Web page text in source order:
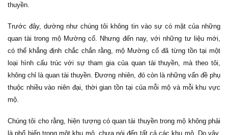
thuyền.
Trước đây, dường như chúng tôi không tin vào sự có mặt của những
quan tài trong mộ Mường cổ. Nhưng đến nay, với những tư liệu mới,
có thể khẳng định chắc chắn rằng, mộ Mường cổ đã từng tồn tại một
loại hình cấu trúc với sự tham gia của quan tài thuyền, mà theo tôi,
không chỉ là quan tài thuyền. Đương nhiên, đó còn là những vấn đề phụ
thuộc nhiều vào niên đại, thời gian tồn tại của mỗi mộ và mỗi khu vực
mộ.
Chúng tôi cho rằng, hiện tượng có quan tài thuyền trong mộ không phải
là phổ biến trong một khu mộ, chưa nói đến tất cả các khu mộ. Do vậy,